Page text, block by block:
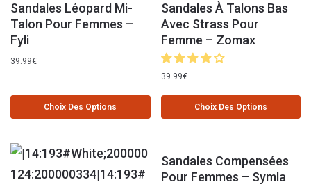
Sandales Léopard Mi-
Talon Pour Femmes –
Fyli
39.99€
Choix Des Options
Sandales À Talons Bas
Avec Strass Pour
Femme – Zomax
39.99€
Choix Des Options
Sandales Compensées
Pour Femmes – Symla